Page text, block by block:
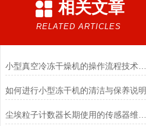
相关文章
RELATED ARTICLES
小型真空冷冻干燥机的操作流程技术详解
如何进行小型冻干机的清洁与保养说明